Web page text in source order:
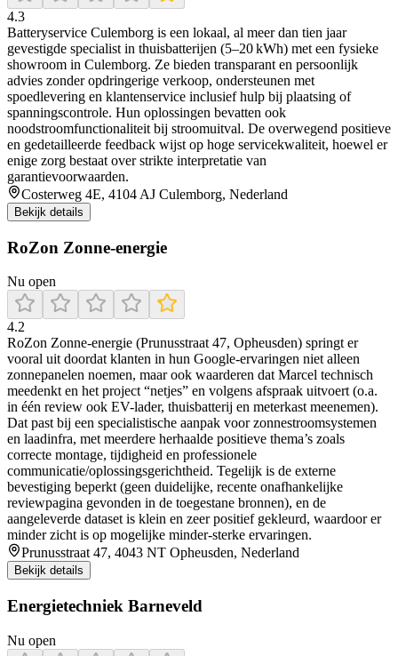
4.3
Batteryservice Culemborg is een lokaal, al meer dan tien jaar
gevestigde specialist in thuisbatterijen (5–20 kWh) met een fysieke
showroom in Culemborg. Ze bieden transparant en persoonlijk
advies zonder opdringerige verkoop, ondersteunen met
spoedlevering en klantenservice inclusief hulp bij plaatsing of
spanningscontrole. Hun oplossingen bevatten ook
noodstroomfunctionaliteit bij stroomuitval. De overwegend positieve
en gedetailleerde feedback wijst op hoge servicekwaliteit, hoewel er
enige zorg bestaat over strikte interpretatie van
garantievoorwaarden.
Costerweg 4E, 4104 AJ Culemborg, Nederland
Bekijk details
RoZon Zonne-energie
Nu open
4.2
RoZon Zonne-energie (Prunusstraat 47, Opheusden) springt er
vooral uit doordat klanten in hun Google-ervaringen niet alleen
zonnepanelen noemen, maar ook waarderen dat Marcel technisch
meedenkt en het project “netjes” en volgens afspraak uitvoert (o.a.
in één review ook EV-lader, thuisbatterij en meterkast meenemen).
Dat past bij een specialistische aanpak voor zonnestroomsystemen
en laadinfra, met meerdere herhaalde positieve thema’s zoals
correcte montage, tijdigheid en professionele
communicatie/oplossingsgerichtheid. Tegelijk is de externe
bevestiging beperkt (geen duidelijke, recente onafhankelijke
reviewpagina gevonden in de toegestane bronnen), en de
aangeleverde dataset is klein en zeer positief gekleurd, waardoor er
minder zicht is op mogelijke minder-sterke ervaringen.
Prunusstraat 47, 4043 NT Opheusden, Nederland
Bekijk details
Energietechniek Barneveld
Nu open